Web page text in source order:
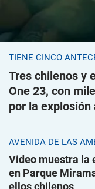
TIENE CINCO
Tres chilenos y
One 23, con
por la explosión
AVENIDA DE LAS
Video muestra la
en Parque
ellos chilenos